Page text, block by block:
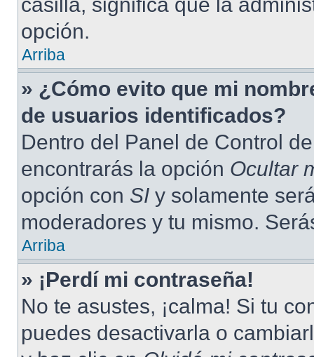
opción.
Arriba
» ¿Cómo evito que mi
de usuarios identificados?
Dentro del Panel de Control
encontrarás la opción Ocultar
opción con SI y solamente
moderadores y tu mismo.
Arriba
» ¡Perdí mi contraseña!
No te asustes, ¡calma! Si tu
puedes desactivarla o